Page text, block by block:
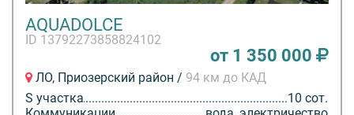
AQUADOLCE
ID 13792273858824102
от 1 350 000
ЛО, Приозерский район / 94 км до КАД
S участка
10 сот.